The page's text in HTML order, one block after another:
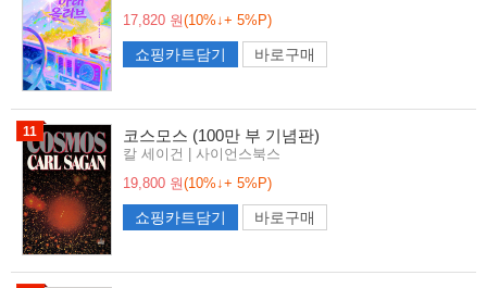
17,820 원(10%↓+ 5%P)
쇼핑카트담기 바로구매
11 코스모스 (100만 부 기념판)
칼 세이건 | 사이언스북스
19,800 원(10%↓+ 5%P)
쇼핑카트담기 바로구매